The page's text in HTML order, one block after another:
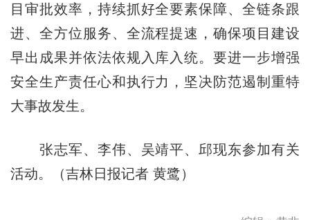
目审批效率，持续抓好全要素保障、全链条跟
进、全方位服务、全流程提速，确保项目建设
早出成果并依法依规入库入统。要进一步增强
安全生产责任心和执行力，坚决防范遏制重特
大事故发生。
张志军、李伟、吴靖平、邱现东参加有关
活动。（吉林日报记者 黄鹭）